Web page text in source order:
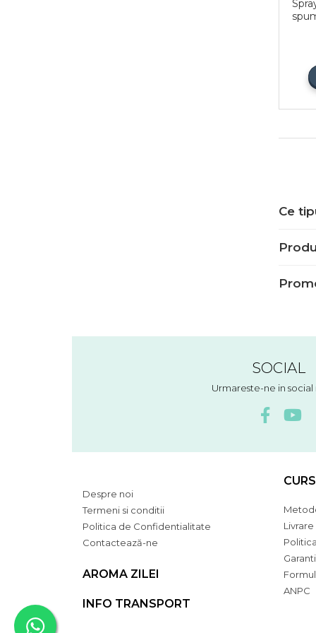
Ce
SOCIAL
Urmareste-ne in
Despre noi
Termeni si conditii
Politica de Confidentialitate
Contactează-ne
AROMA ZILEI
INFO TRANSPORT
Livrare
ANPC